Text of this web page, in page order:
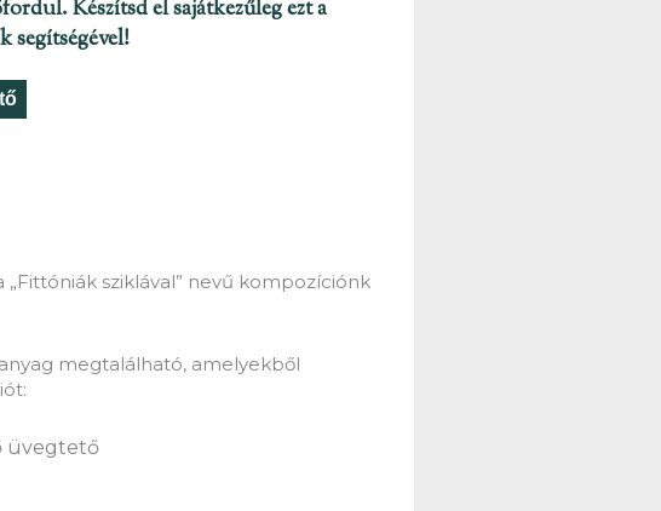
Készítsd el sajátkezűleg ezt a
„Fittóniák sziklával” nevű kompozíciónk
megtalálható, amelyekből
üvegtető